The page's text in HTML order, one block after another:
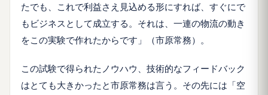
たでも、これで利益さえ見込める形にすれば、すぐにで
もビジネスとして成立する。それは、一連の物流の動き
をこの実験で作れたからです」（市原常務）。
この試験で得られたノウハウ、技術的なフィードバック
はとても大きかったと市原常務は言う。その先には「空